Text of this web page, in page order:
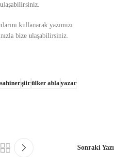
ulaşabilirsiniz.
kullanarak yazımızı
bize ulaşabilirsiniz.
şiirülker ablayazar
Sonraki Yazı